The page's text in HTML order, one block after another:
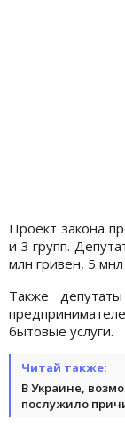
Проект закона
и 3 групп.
млн гривен, 5
Также
бытовые услуги.
Читай также:
В Украине,
послужило